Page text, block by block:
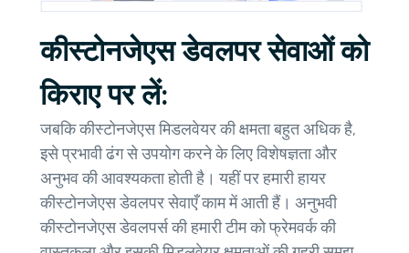
कीस्टोनजेएस डेवलपर सेवाओं को
किराए पर लें:
जबकि कीस्टोनजेएस मिडलवेयर की क्षमता बहुत अधिक है,
इसे प्रभावी ढंग से उपयोग करने के लिए विशेषज्ञता और
अनुभव की आवश्यकता होती है। यहीं पर हमारी हायर
कीस्टोनजेएस डेवलपर सेवाएँ काम में आती हैं। अनुभवी
कीस्टोनजेएस डेवलपर्स की हमारी टीम को फ्रेमवर्क की